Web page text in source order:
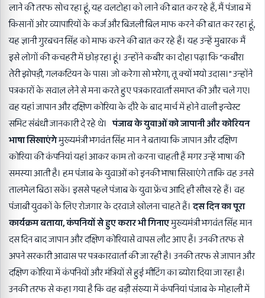
लाने की तरफ सोच रहा हूं, यह वलटोहा को लाने की बात कर रहे हैं, मैं पंजाब में
किसानों ओर व्यापारियों के कर्ज और बिजली बिल माफ करने की बात कर रहा हूं,
यह ज्ञानी गुरबचन सिंह को माफ करने की बात कर रहे हैं। यह उन्हें मुबारक मैं
इसे लोगों की कचहरी में छोड़ रहा हूं। उन्होंने कबीर का दोहा पढ़ा कि “कबीरा
तेरी झोपड़ी, गलकटियन के पास। जो करेगा सो भरेगा, तू क्यों भयो उदास।” उन्होंने
पत्रकारों के सवाल लेने से मना करते हुए पत्रकारवार्ता समाप्त की और चले गए।
वह यहां जापान और दक्षिण कोरिया के दौरे के बाद मार्च में होने वाली इन्वेस्ट
समिट संबंधी जानकारी दे रहे थे।पंजाब के युवाओं को जापानी और कोरियन
भाषा सिखाएंगेमुख्यमंत्री भगवंत सिंह मान ने बताया कि जापान और दक्षिण
कोरिया की कंपनियां यहां आकर काम तो करना चाहती हैं मगर उन्हें भाषा की
समस्या आती है। हम पंजाब के युवाओं को इनकी भाषा सिखाएंगे ताकि वह उनसे
तालमेल बिठा सकें। इससे पहले पंजाब के युवा फ्रेंच आदि ही सीख रहे हैं। वह
पंजाबी युवकों के लिए रोजगार के दरवाजे खोलना चाहते हैं।दस दिन का पूरा
कार्यक्रम बताया, कंपनियों से हुए करार भी गिनाएमुख्यमंत्री भगवंत सिंह मान
दस दिन बाद जापान और दक्षिण कोरियासे वापस लौट आए हैं। उनकी तरफ से
अपने सरकारी आवास पर पत्रकारवार्ता की जा रही है। उनकी तरफ से जापान और
दक्षिण कोरिया में कंपनियों और मंत्रियों से हुई मीटिंग का ब्योरा दिया जा रहा है।
उनकी तरफ से कहा गया है कि वह बड़ी संख्या में कंपनियां पंजाब के मोहाली में